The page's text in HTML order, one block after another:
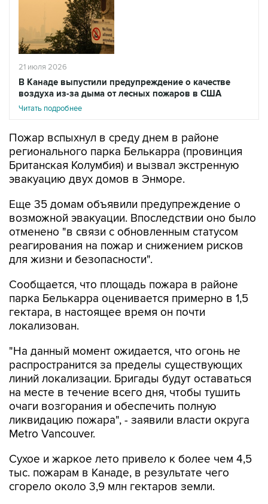
21 июля 2026
В Канаде выпустили предупреждение о качестве
воздуха из-за дыма от лесных пожаров в США
Читать подробнее
Пожар вспыхнул в среду днем в районе
регионального парка Белькарра (провинция
Британская Колумбия) и вызвал экстренную
эвакуацию двух домов в Энморе.
Еще 35 домам объявили предупреждение о
возможной эвакуации. Впоследствии оно было
отменено "в связи с обновленным статусом
реагирования на пожар и снижением рисков
для жизни и безопасности".
Сообщается, что площадь пожара в районе
парка Белькарра оценивается примерно в 1,5
гектара, в настоящее время он почти
локализован.
"На данный момент ожидается, что огонь не
распространится за пределы существующих
линий локализации. Бригады будут оставаться
на месте в течение всего дня, чтобы тушить
очаги возгорания и обеспечить полную
ликвидацию пожара", - заявили власти округа
Metro Vancouver.
Сухое и жаркое лето привело к более чем 4,5
тыс. пожарам в Канаде, в результате чего
сгорело около 3,9 млн гектаров земли.